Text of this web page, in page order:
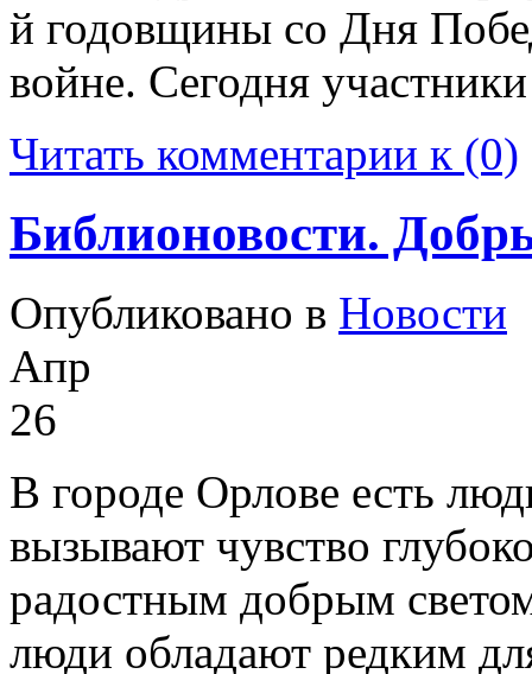
й годовщины со Дня
войне. Сегодня
Читать комментарии к (0)
Библионовости.
Опубликовано в Новости
Апр
26
В городе Орлове есть
вызывают чувство
радостным добрым
люди обладают редким